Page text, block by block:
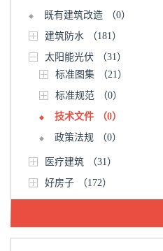
既有建筑改造
（0）
建筑防水
（181）
太阳能光伏
（31）
标准图集
（21）
标准规范
（0）
技术文件
（0）
政策法规
（0）
医疗建筑
（31）
好房子
（172）